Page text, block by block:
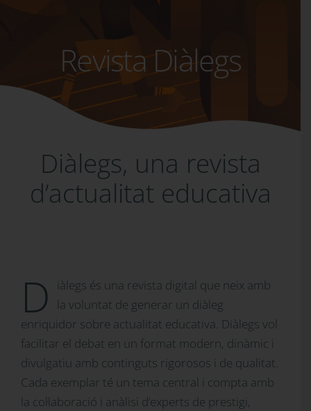
Revista Diàlegs
Diàlegs, una revista
d’actualitat educativa
D
iàlegs és una revista digital que neix amb
la voluntat de generar un diàleg
enriquidor sobre actualitat educativa. Diàlegs vol
facilitar el debat en un format modern, dinàmic i
divulgatiu amb continguts rigorosos i de qualitat.
Cada exemplar té un tema central i compta amb
la col·laboració i anàlisi d’experts de prestigi,